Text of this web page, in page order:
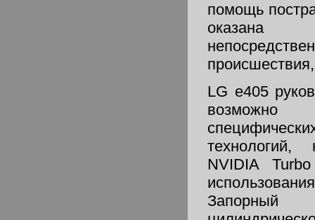
помощь
оказана
LG e405
технологий,
NVIDIA